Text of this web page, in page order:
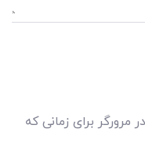
مرورگر برای زمانی که